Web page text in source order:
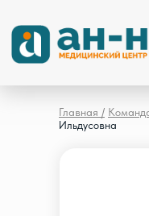
Главная /
Ильдусовна